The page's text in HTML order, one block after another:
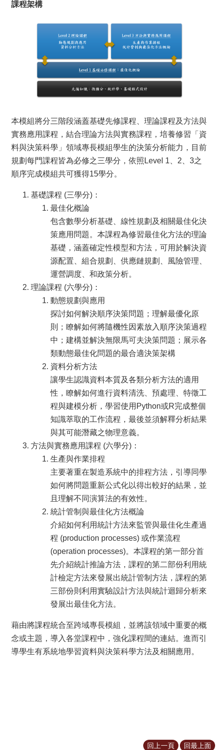
學
生
專
區
公
告
課程架構
本模組將分三階段涵蓋基礎先修課程、理論課程及方法與
實務應用課程，結合理論方法與實務課程，培養修習「資
料與決策科學」領域專長模組學生的決策分析能力，目前
規劃每門課程皆為必修之三學分，依照Level 1、2、3之
順序完成模組共可獲得15學分。
基礎課程 (三學分)：
最佳化概論
包含數學分析基礎、線性規劃及相關最佳化決
策應用問題。本課程為修習最佳化方法的理論
基礎，涵蓋確定性模型和方法，可用於解決資
源配置、組合規劃、供應鏈規劃、風險管理、
運營調度、和政策分析。
理論課程 (六學分)：
動態規劃與應用
探討如何解決順序決策問題；理解最優化原
則；瞭解如何將隨機性因素放入順序決策過程
中；建構並解決無限馬可夫決策問題；展示各
類動態最佳化問題的最合適決策架構
資料分析方法
讓學生認識資料本質及各類分析方法的適用
性，瞭解如何進行資料清洗、預處理、特徵工
程與建模分析，學習使用Python或R完成整個
知識萃取的工作流程，最後並須解釋分析結果
與其可能潛藏之物理意義。
方法與實務應用課程 (六學分)：
生產與作業排程
主要著重在製造系統中的排程方法，引導同學
如何將問題重新公式化以得出較好的結果，並
且理解不同演算法的有效性。
統計管制與最佳化方法概論
介紹如何利用統計方法來監管與最佳化生產過
程 (production processes) 或作業流程
(operation processes)。本課程的第一部分首
先介紹統計推論方法，課程的第二部份利用統
計檢定方法來發展出統計管制方法，課程的第
三部份則利用實驗設計方法與統計迴歸分析來
發展出最佳化方法。
藉由將課程統合至跨域專長模組，並將該領域中重要的概
念或主題，導入各堂課程中，強化課程間的連結。進而引
導學生有系統地學習資料與決策科學方法及相關應用。
回上一頁 回最上面